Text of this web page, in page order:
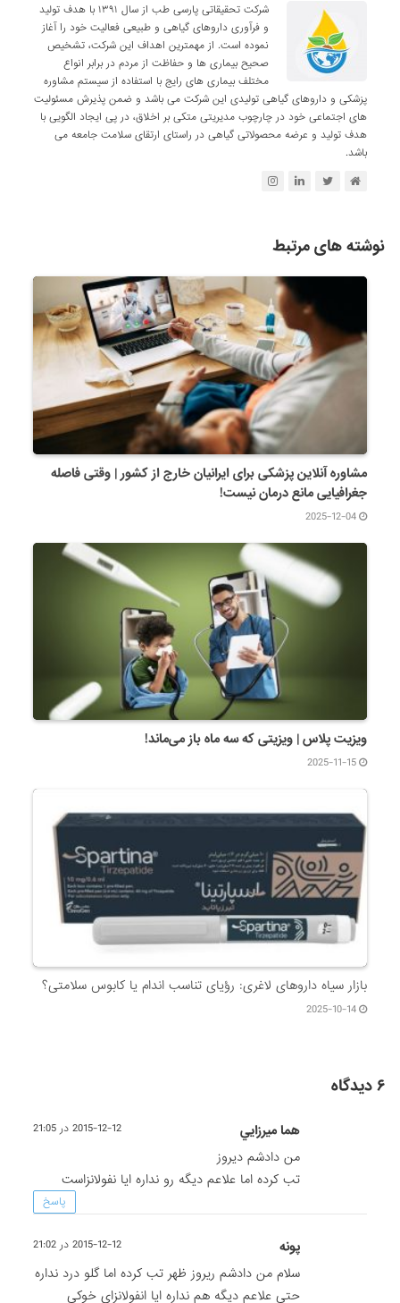
شرکت تحقیقاتی پارسی طب از سال ۱۳۹۱ با هدف تولید
و فرآوری داروهای گیاهی و طبیعی فعالیت خود را آغاز
نموده است. از مهمترین اهداف این شرکت، تشخیص
صحیح بیماری ها و حفاظت از مردم در برابر انواع
مختلف بیماری های رایج با استفاده از سیستم مشاوره
پزشکی و داروهای گیاهی تولیدی این شرکت می باشد و ضمن پذیرش مسئولیت
های اجتماعی خود در چارچوب مدیریتی متکی بر اخلاق، در پی ایجاد الگویی با
هدف تولید و عرضه محصولاتی گیاهی در راستای ارتقای سلامت جامعه می
باشد.
نوشته های مرتبط
مشاوره آنلاین پزشکی برای ایرانیان خارج از کشور | وقتی فاصله
جغرافیایی مانع درمان نیست!
2025-12-04
ویزیت پلاس | ویزیتی که سه ماه باز می‌ماند!
2025-11-15
بازار سیاه داروهای لاغری: رؤیای تناسب اندام یا کابوس سلامتی؟
2025-10-14
۶ دیدگاه
هما ميرزايي 2015-12-12 در 21:05
من دادشم دیروز
تب کرده اما علاعم دیگه رو نداره ایا نفولانزاست
پاسخ
پونه 2015-12-12 در 21:02
سلام من دادشم ریروز ظهر تب کرده اما گلو درد نداره
حتی علاعم دیگه هم نداره ایا انفولانزای خوکی